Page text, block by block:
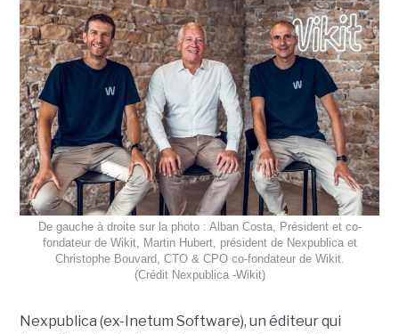
De gauche à droite sur la photo : Alban Costa, Président et co-
fondateur de Wikit, Martin Hubert, président de Nexpublica et
Christophe Bouvard, CTO & CPO co-fondateur de Wikit.
(Crédit Nexpublica -Wikit)
Nexpublica (ex-Inetum Software), un éditeur qui